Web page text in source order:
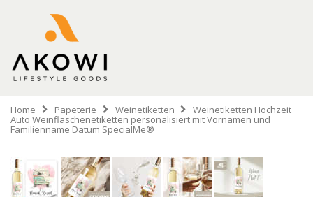
Home Papeterie Weinetiketten Weinetiketten Hochzeit
Auto Weinflaschenetiketten personalisiert mit Vornamen und
Familienname Datum SpecialMe®